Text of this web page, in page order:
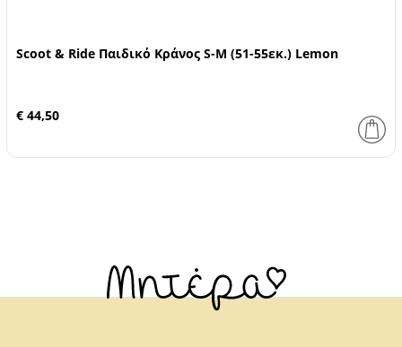
Scoot & Ride Παιδικό Κράνος S-M (51-55εκ.) Lemon
€ 44,50